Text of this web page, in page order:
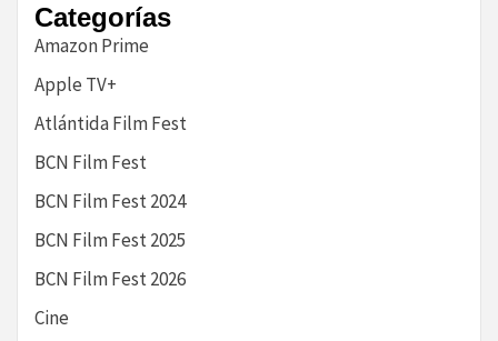
Categorías
Amazon Prime
Apple TV+
Atlántida Film Fest
BCN Film Fest
BCN Film Fest 2024
BCN Film Fest 2025
BCN Film Fest 2026
Cine